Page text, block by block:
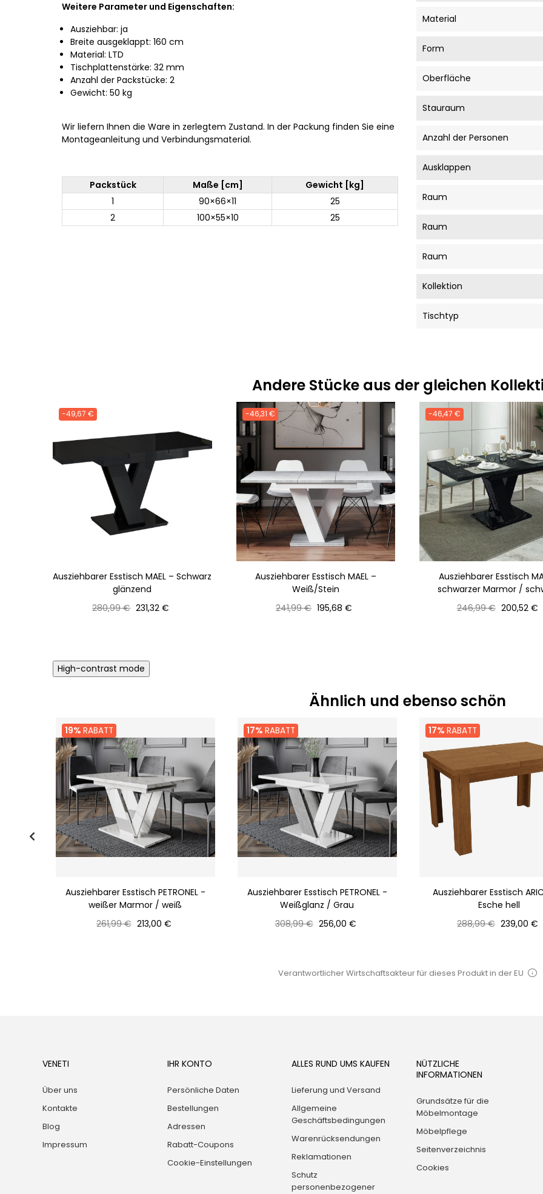
Weitere Parameter und Eigenschaften:
Ausziehbar: ja
Breite ausgeklappt: 160 cm
Material: LTD
Tischplattenstärke: 32 mm
Anzahl der Packstücke: 2
Gewicht: 50 kg
Wir liefern Ihnen die Ware in zerlegtem Zustand. In der Packung finden Sie eine
Montageanleitung und Verbindungsmaterial.
Packstück Maße [cm]
Gewicht [kg]
1
90×66×11
25
2
100×55×10 25
Material
Form
Oberfläche
Stauraum
Anzahl der Personen
Ausklappen
Raum
Raum
Raum
Kollektion
Tischtyp
Andere Stücke aus der gleichen
-49,67 €
Ausziehbarer Esstisch MAEL – Schwarz
glänzend
Normaler
280,99 € Preis
231,32 €
-46,31 €
Ausziehbarer Esstisch MAEL –
Weiß/Stein
Normaler
241,99 € Preis
195,68 €
-46,47 €
Ausziehbarer Esstisch
schwarzer Marmor /
Normaler
246,99 € Preis
200,52 €
High-contrast mode
Ähnlich und ebenso schön
19% RABATT
Ausziehbarer Esstisch PETRONEL -
weißer Marmor / weiß
Normaler
261,99 € Preis
213,00 €
17% RABATT
Ausziehbarer Esstisch PETRONEL -
Weißglanz / Grau
Normaler
308,99 € Preis
256,00 €
17% RABATT
Ausziehbarer Esstisch
Esche hell
Normaler
288,99 € Preis
239,00 €
Verantwortlicher Wirtschaftsakteur für dieses Produkt in der EU
VENETI
Über uns
Kontakte
Blog
Impressum
IHR KONTO
Persönliche Daten
Bestellungen
Adressen
Rabatt-Coupons
Cookie-Einstellungen
ALLES RUND UMS KAUFEN
Lieferung und Versand
Allgemeine
Geschäftsbedingungen
Warenrücksendungen
Reklamationen
Schutz
personenbezogener
NÜTZLICHE
INFORMATIONEN
Grundsätze für die
Möbelmontage
Möbelpflege
Seitenverzeichnis
Cookies